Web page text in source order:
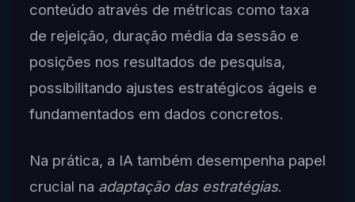
conteúdo através de métricas como taxa
de rejeição, duração média da sessão e
posições nos resultados de pesquisa,
possibilitando ajustes estratégicos ágeis e
fundamentados em dados concretos.
Na prática, a IA também desempenha papel
crucial na adaptação das estratégias.